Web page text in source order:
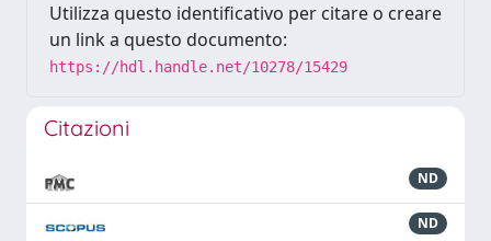
Utilizza questo identificativo per citare o creare
un link a questo documento:
https://hdl.handle.net/10278/15429
Citazioni
ND
ND